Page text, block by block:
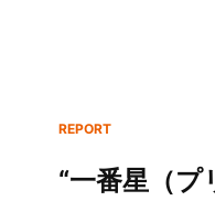
REPORT
“一番星（